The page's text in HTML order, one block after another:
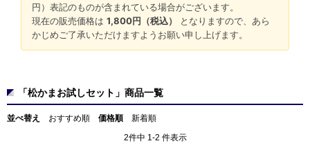
円）表記のものが含まれている場合がございます。
現在の販売価格は 1,800円（税込）
となりますので、あら
かじめご了承いただけますようお願い申し上げます。
「松かまお試しセット」商品一覧
並べ替え おすすめ順 価格順
新着順
2件中 1-2 件表示